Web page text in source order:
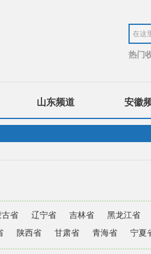
热门
山东频道 安徽
古省 辽宁省 吉林省 黑龙江省
陕西省 甘肃省 青海省 宁夏